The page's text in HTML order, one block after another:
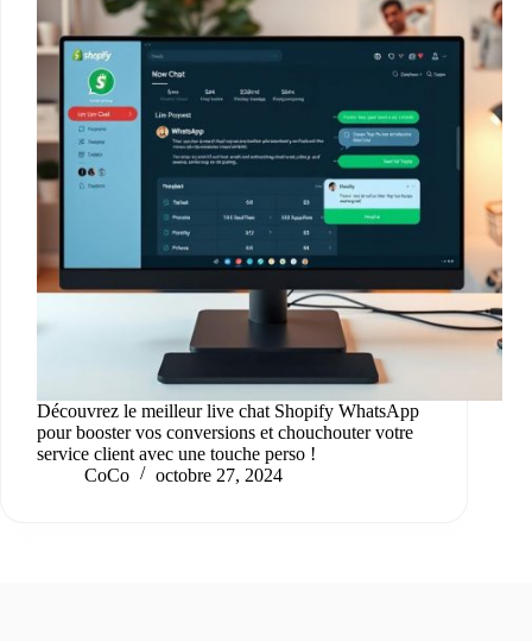
Découvrez le meilleur live chat Shopify WhatsApp
pour booster vos conversions et chouchouter votre
service client avec une touche perso !
CoCo
octobre 27, 2024